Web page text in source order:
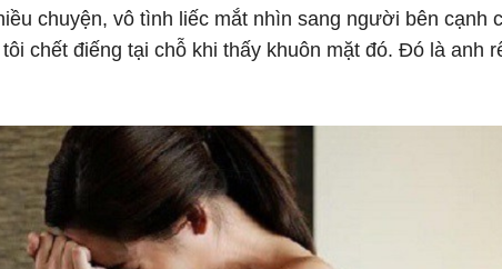
chuyện, vô tình liếc mắt nhìn sang người bên cạnh
chết điếng tại chỗ khi thấy khuôn mặt đó. Đó là anh